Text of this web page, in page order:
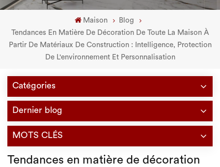
Maison
Blog
Tendances En Matière De Décoration De Toute La Maison À
Partir De Matériaux De Construction : Intelligence, Protection
De L'environnement Et Personnalisation
Catégories
Dernier blog
MOTS CLÉS
Tendances en matière de décoration